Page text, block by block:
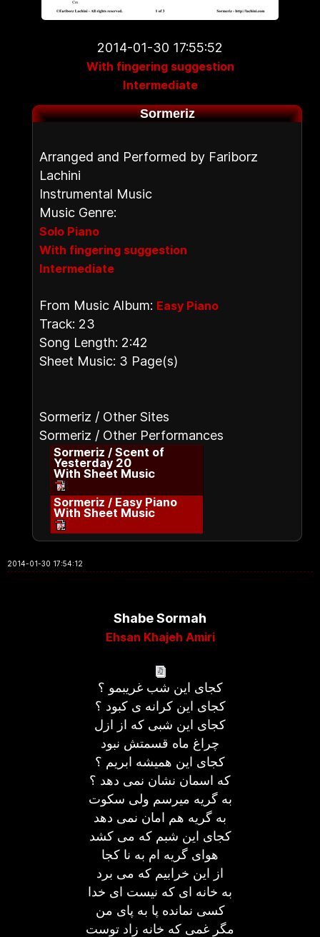
2014-01-30 17:55:52
With fingering suggestion
Intermediate
Sormeriz
Arranged and Performed by Fariborz
Lachini
Instrumental Music
Music Genre:
Solo Piano
With fingering suggestion
Intermediate
From Music Album: Easy Piano
Track: 23
Song Length: 2:42
Sheet Music: 3 Page(s)
Sormeriz / Other Sites
Sormeriz / Other Performances
Sormeriz / Scent of
Yesterday 20
With Sheet Music
Sormeriz / Easy Piano
With Sheet Music
2014-01-30 17:54:12
Shabe Sormah
Ehsan Khajeh Amiri
کجای این شب غریبمو ؟
کجای این کرانه ی کبود ؟
کجای این شبی که از ازل
چراغ ماه قسمتش نبود
کجای این همیشه ابریم ؟
که اسمان نشان نمی دهد ؟
به گریه میرسم ولی سکوت
به گریه هم امان نمی دهد
کجای این شبم که می کشد
هوای گریه ام به نا کجا
از این خرابیم که می برد
به خانه ای که نیست ای خدا
کسی نمانده پا به پای من
مگر غمی که خانه زاد توست